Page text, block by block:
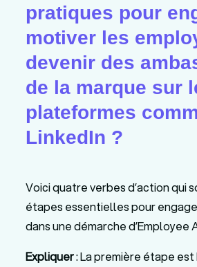
pratiques pour
motiver les
devenir des
de la marque sur
plateformes
LinkedIn ?
Voici quatre verbes d’action qui
étapes essentielles pour
dans une démarche d’Employee
Expliquer: La première étape est